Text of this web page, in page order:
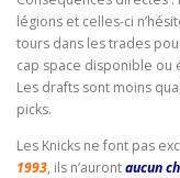
légions et celles-ci
tours dans les trades
cap space disponible ou
Les drafts sont moins
picks.
Les Knicks ne font pas
1993, ils n’aurontaucun